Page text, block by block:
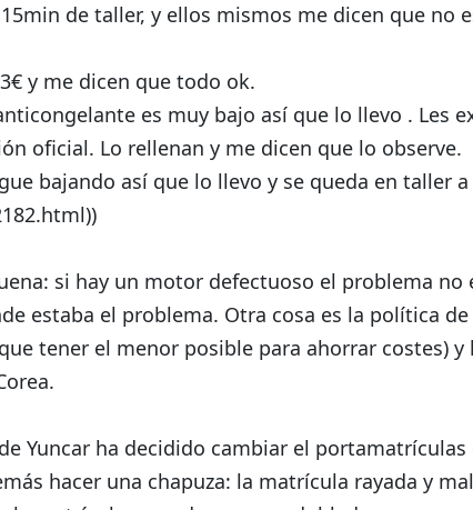
de taller, y ellos mismos me dicen que no
y me dicen que todo ok.
es muy bajo así que lo llevo . Les
oficial. Lo rellenan y me dicen que lo observe.
bajando así que lo llevo y se queda en taller
si hay un motor defectuoso el problema no
estaba el problema. Otra cosa es la política
tener el menor posible para ahorrar costes)
Yuncar ha decidido cambiar el portamatrículas
hacer una chapuza: la matrícula rayada y